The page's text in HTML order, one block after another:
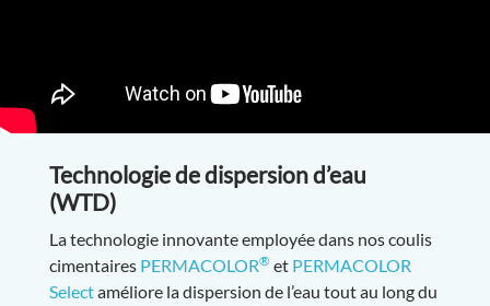
Technologie de dispersion d’eau
(WTD)
La technologie innovante employée dans nos coulis
cimentaires PERMACOLOR® et PERMACOLOR
Selectaméliore la dispersion de l’eau tout au long du